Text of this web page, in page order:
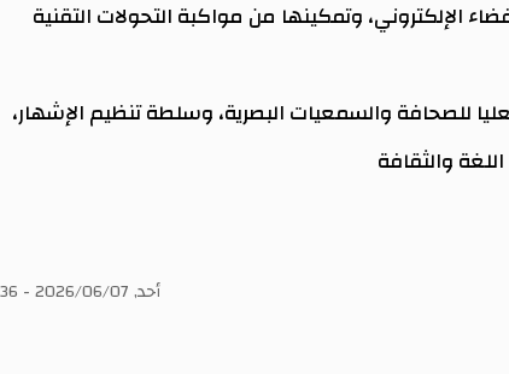
الإلكتروني، وتمكينها من مواكبة التحولات التقنية
للصحافة والسمعيات البصرية، وسلطة تنظيم الإشهار،
والثقافة
أحد, 2026/06/07 - 12:36